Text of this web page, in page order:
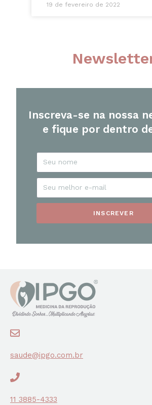
19 de fevereiro de 2022
Inscreva-se na nossa
e fique por dentro
INSCREVER
saude@ipgo.com.br
11 3885-4333